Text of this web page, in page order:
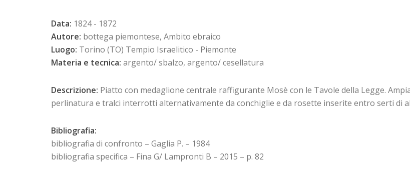
Data: 1824 - 1872
Autore: bottega piemontese, Ambito ebraico
Luogo: Torino (TO) Tempio Israelitico - Piemonte
Materia e tecnica: argento/ sbalzo, argento/ cesellatura
Descrizione: Piatto con medaglione centrale raffigurante Mosè con le Tavole della Legge.
perlinatura e tralci interrotti alternativamente da conchiglie e da rosette inserite entro serti di
Bibliografia:
bibliografia di confronto – Gaglia P. – 1984
bibliografia specifica – Fina G/ Lampronti B – 2015 – p. 82